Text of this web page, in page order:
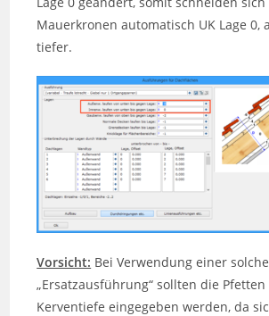
Mauerkronen automatisch UK Lage 0,
tiefer.
Vorsicht: Bei Verwendung einer
„Ersatzausführung“ sollten die
Kerventiefe eingegeben werden, da